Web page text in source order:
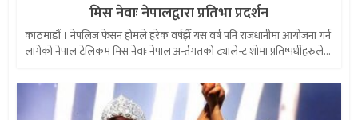
मिस नेवाः नेपालद्वारा प्रतिभा प्रदर्शन
काठमाडौं । नेपलिज फेसन होमले हरेक वर्षझैँ यस वर्ष पनि राजधानीमा आयोजना गर्न
लागेको नेपाल टेलिकम मिस नेवाः नेपाल अर्न्तगतको ट्यालेन्ट शोमा प्रतिष्पर्धीहरुले...